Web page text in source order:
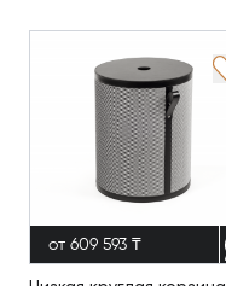
от 609 593 ₸